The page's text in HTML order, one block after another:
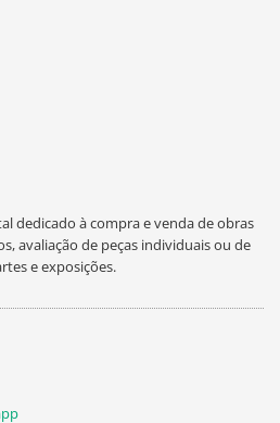
dedicado à compra e venda de obras
avaliação de peças individuais ou de
e exposições.